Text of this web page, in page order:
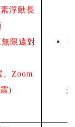
浮動長
限遠對
Zoom
)